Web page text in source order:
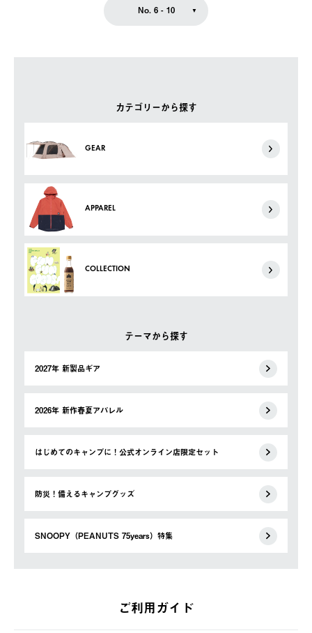
カテゴリーから探す
GEAR
APPAREL
COLLECTION
テーマから探す
2027年 新製品ギア
2026年 新作春夏アパレル
はじめてのキャンプに！公式オンライン店限定セット
防災！備えるキャンプグッズ
SNOOPY（PEANUTS 75years）特集
No. 6 - 10
ご利用ガイド